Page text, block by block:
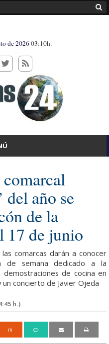
de 202603:10h.
del año se
de la
17 de junio
comarcas darán a conocer
de semana dedicado a la
de cocina en
concierto de Javier Ojeda
h.)
m